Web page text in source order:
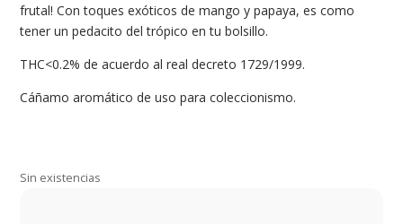
frutal! Con toques exóticos de mango y papaya, es como
tener un pedacito del trópico en tu bolsillo.
THC<0.2% de acuerdo al real decreto 1729/1999.
Cáñamo aromático de uso para coleccionismo.
Sin existencias